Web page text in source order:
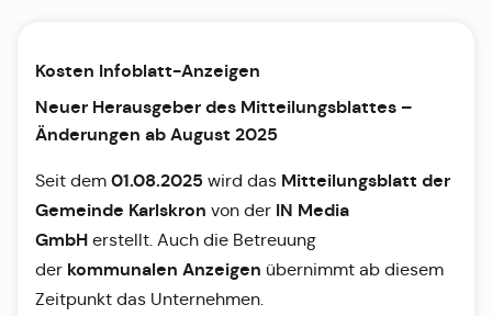
Kosten Infoblatt-Anzeigen
Neuer Herausgeber des Mitteilungsblattes –
Änderungen ab August 2025
Seit dem 01.08.2025 wird das Mitteilungsblatt der
Gemeinde Karlskron von der IN Media
GmbH erstellt. Auch die Betreuung
der kommunalen Anzeigen übernimmt ab diesem
Zeitpunkt das Unternehmen.